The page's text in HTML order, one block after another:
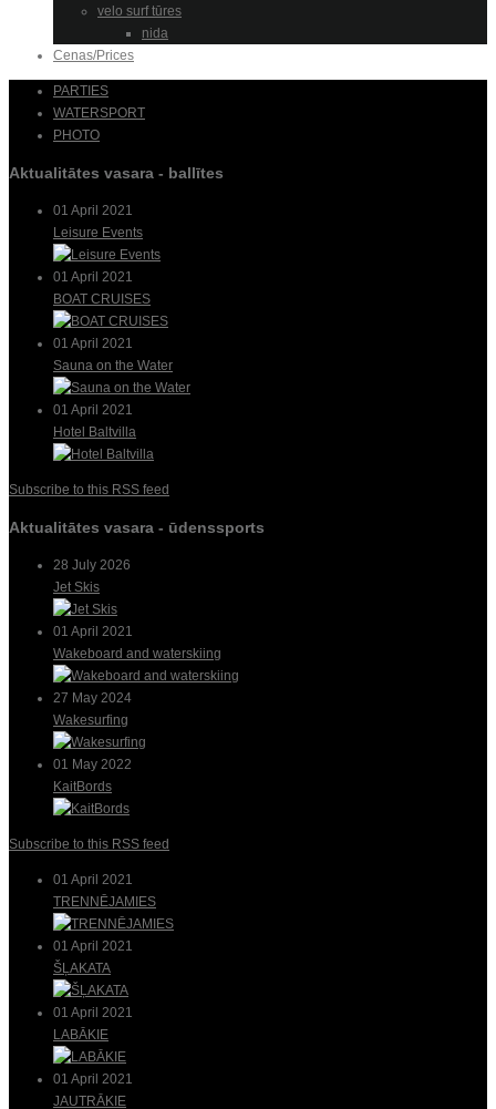
velo surf tūres
nida
Cenas/Prices
PARTIES
WATERSPORT
PHOTO
Aktualitātes vasara - ballītes
01 April 2021
Leisure Events
01 April 2021
BOAT CRUISES
01 April 2021
Sauna on the Water
01 April 2021
Hotel Baltvilla
Subscribe to this RSS feed
Aktualitātes vasara - ūdenssports
28 July 2026
Jet Skis
01 April 2021
Wakeboard and waterskiing
27 May 2024
Wakesurfing
01 May 2022
KaitBords
Subscribe to this RSS feed
01 April 2021
TRENNĒJAMIES
01 April 2021
ŠĻAKATA
01 April 2021
LABĀKIE
01 April 2021
JAUTRĀKIE